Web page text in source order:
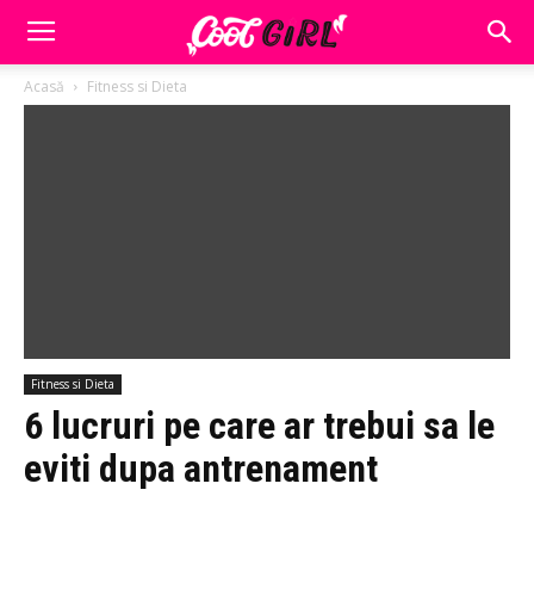
Acasă Fitness si Dieta
Fitness si Dieta
6 lucruri pe care ar trebui sa le
eviti dupa antrenament